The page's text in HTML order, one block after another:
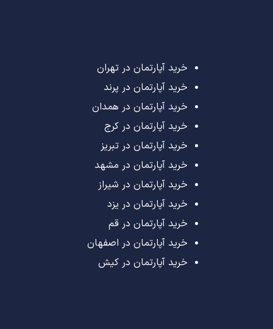
خرید آپارتمان در تهران
خرید آپارتمان در پرند
خرید آپارتمان در همدان
خرید آپارتمان در کرج
خرید آپارتمان در تبریز
خرید آپارتمان در مشهد
خرید آپارتمان در شیراز
خرید آپارتمان در یزد
خرید آپارتمان در قم
خرید آپارتمان در اصفهان
خرید آپارتمان در کیش